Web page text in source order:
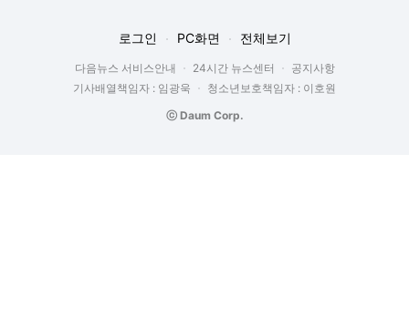
로그인 PC화면 전체보기
다음뉴스 서비스안내 24시간 뉴스센터
공지사항
기사배열책임자 : 임광욱
청소년보호책임자 : 이호원
ⓒ Daum Corp.